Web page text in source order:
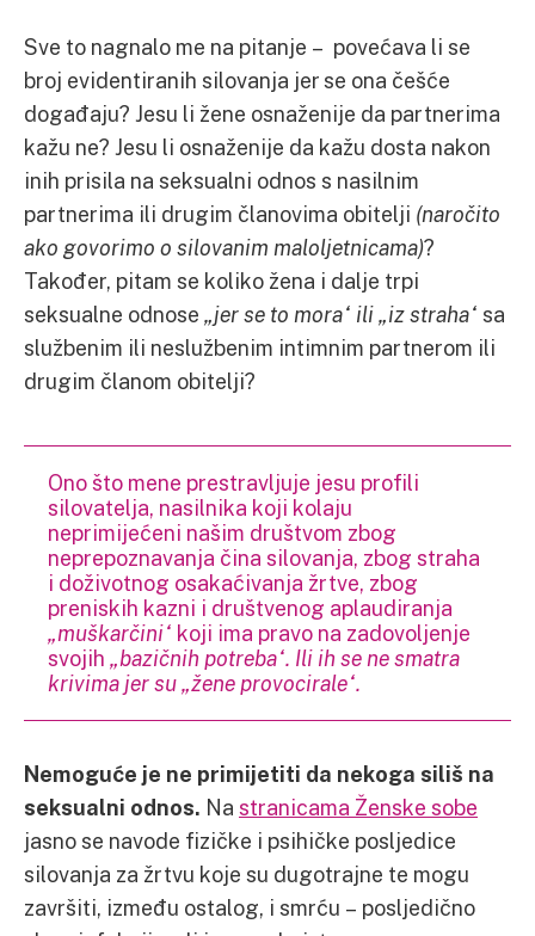
Sve to nagnalo me na pitanje – povećava li se
broj evidentiranih silovanja jer se ona češće
događaju? Jesu li žene osnaženije da partnerima
kažu ne? Jesu li osnaženije da kažu dosta nakon
inih prisila na seksualni odnos s nasilnim
partnerima ili drugim članovima obitelji (naročito
ako govorimo o silovanim maloljetnicama)?
Također, pitam se koliko žena i dalje trpi
seksualne odnose „jer se to mora“ ili „iz straha“ sa
službenim ili neslužbenim intimnim partnerom ili
drugim članom obitelji?
Ono što mene prestravljuje jesu profili
silovatelja, nasilnika koji kolaju
neprimijećeni našim društvom zbog
neprepoznavanja čina silovanja, zbog straha
i doživotnog osakaćivanja žrtve, zbog
preniskih kazni i društvenog aplaudiranja
„muškarčini“ koji ima pravo na zadovoljenje
svojih „bazičnih potreba“. Ili ih se ne smatra
krivima jer su „žene provocirale“.
Nemoguće je ne primijetiti da nekoga siliš na
seksualni odnos. Na stranicama Ženske sobe
jasno se navode fizičke i psihičke posljedice
silovanja za žrtvu koje su dugotrajne te mogu
završiti, između ostalog, i smrću – posljedično